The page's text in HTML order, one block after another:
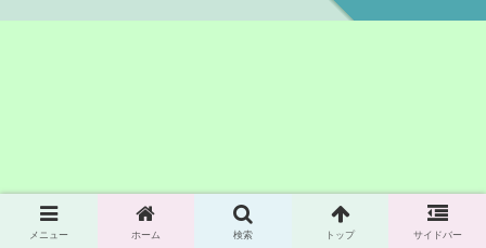
メニュー ホーム 検索 トップ サイドバー